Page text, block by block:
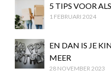
5 TIPS VOOR
1 FEBRUARI 2024
EN DAN IS JE
MEER
28 NOVEMBER 2023